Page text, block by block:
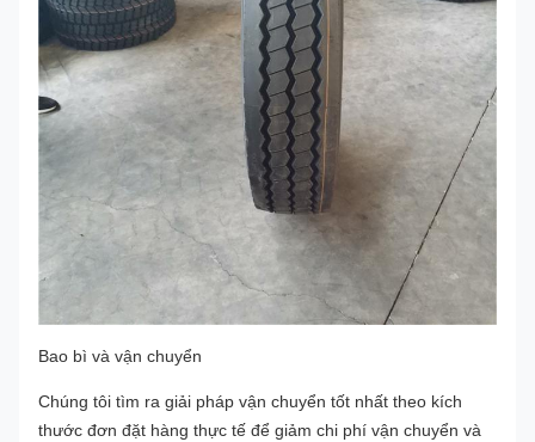
Bao bì và vận chuyển
Chúng tôi tìm ra giải pháp vận chuyển tốt nhất theo kích
thước đơn đặt hàng thực tế để giảm chi phí vận chuyển và